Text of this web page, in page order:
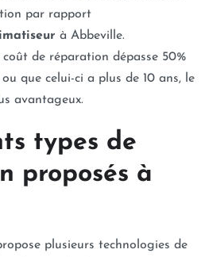
par rapport
à Abbeville.
de réparation dépasse 50%
que celui-ci a plus de 10 ans, le
avantageux.
types de
proposés à
plusieurs technologies de